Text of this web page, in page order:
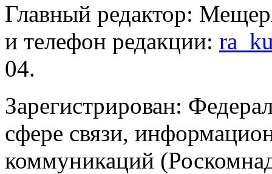
Главный редактор:
и телефон редакции:
04.
Зарегистрирован:
сфере связи,
коммуникаций